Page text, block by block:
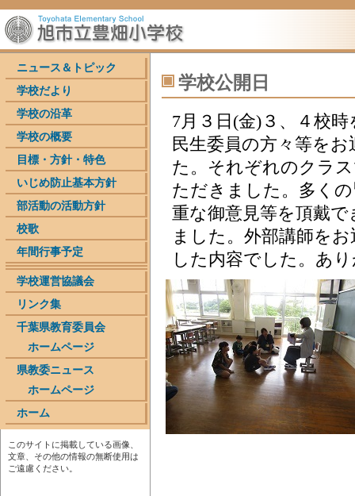
ニュース＆トピック
学校だより
学校の沿革
学校の概要
目標・方針・特色
いじめ防止基本方針
部活動の活動方針
校歌
年間行事予定
学校運営協議会
リンク集
千葉県教育委員会
ホームページ
県教委ニュース
ホームページ
ホーム
このサイトに掲載している画像、
文章、その他の情報の無断使用は
ご遠慮ください。
学校公開日
7月３日(金)３、４校
民生委員の方々等を
た。それぞれのクラ
ただきました。多く
重な御意見等を頂戴
ました。外部講師を
した内容でした。あ